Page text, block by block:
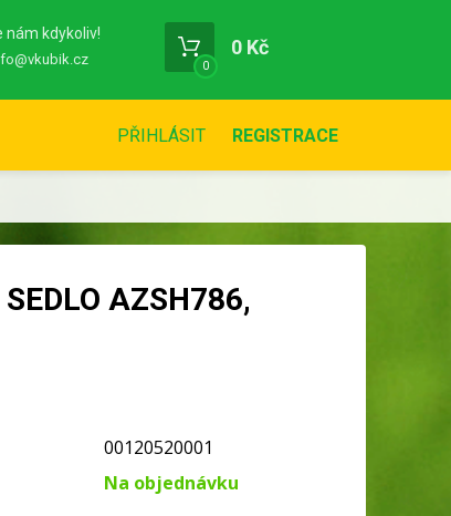
nám kdykoliv!
0
0 Kč
PŘIHLÁSIT REGISTRACE
AZSH786,
00120520001
Na objednávku